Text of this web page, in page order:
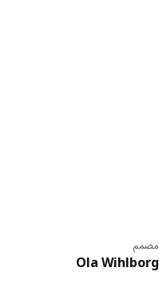
مصمم
Ola Wihlborg